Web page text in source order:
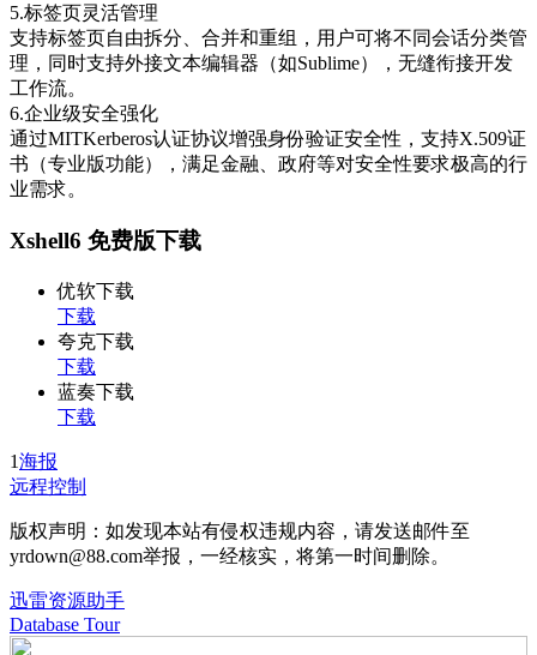
5.标签页灵活管理
支持标签页自由拆分、合并和重组，用户可将不同会话分类管
理，同时支持外接文本编辑器（如Sublime），无缝衔接开发
工作流。
6.企业级安全强化
通过MITKerberos认证协议增强身份验证安全性，支持X.509证
书（专业版功能），满足金融、政府等对安全性要求极高的行
业需求。
Xshell6 免费版下载
优软下载
下载
夸克下载
下载
蓝奏下载
下载
1海报
远程控制
版权声明：如发现本站有侵权违规内容，请发送邮件至
yrdown@88.com举报，一经核实，将第一时间删除。
迅雷资源助手
Database Tour